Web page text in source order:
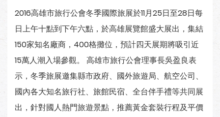
2016高雄市旅行公會冬季國際旅展於11月25日至28日每
日上午十點到下午六點，於高雄展覽館盛大展出，集結
150家知名廠商，400格攤位，預計四天展期將吸引近
15萬人潮入場參觀。 高雄市旅行公會理事長吳盈良表
示，冬季旅展邀集縣市政府、國外旅遊局、航空公司、
國內各大知名旅行社、旅館民宿、全台伴手禮等共同展
出，針對國人熱門旅遊景點，推薦黃金套裝行程及平價